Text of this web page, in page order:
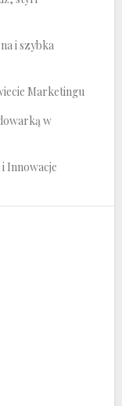
i szybka
Marketingu
w
Innowacje